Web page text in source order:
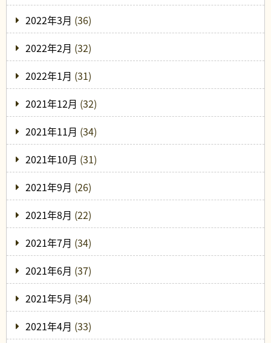
2022年3月 (36)
2022年2月 (32)
2022年1月 (31)
2021年12月 (32)
2021年11月 (34)
2021年10月 (31)
2021年9月 (26)
2021年8月 (22)
2021年7月 (34)
2021年6月 (37)
2021年5月 (34)
2021年4月 (33)